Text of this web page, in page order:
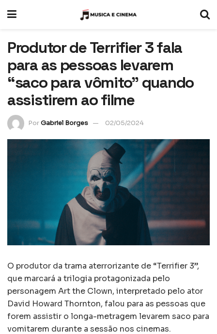
Produtor de Terrifier 3 fala
para as pessoas levarem
“saco para vômito” quando
assistirem ao filme
PorGabriel Borges 02/05/2024
O produtor da trama aterrorizante de “Terrifier 3”,
que marcará a trilogia protagonizada pelo
personagem Art the Clown, interpretado pelo ator
David Howard Thornton, falou para as pessoas que
forem assistir o longa-metragem levarem saco para
vomitarem durante a sessão nos cinemas.